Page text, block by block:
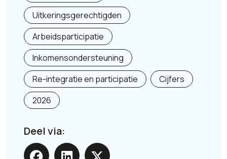
Uitkeringsgerechtigden
Arbeidsparticipatie
Inkomensondersteuning
Re-integratie en participatie
Cijfers
2026
Deel via: